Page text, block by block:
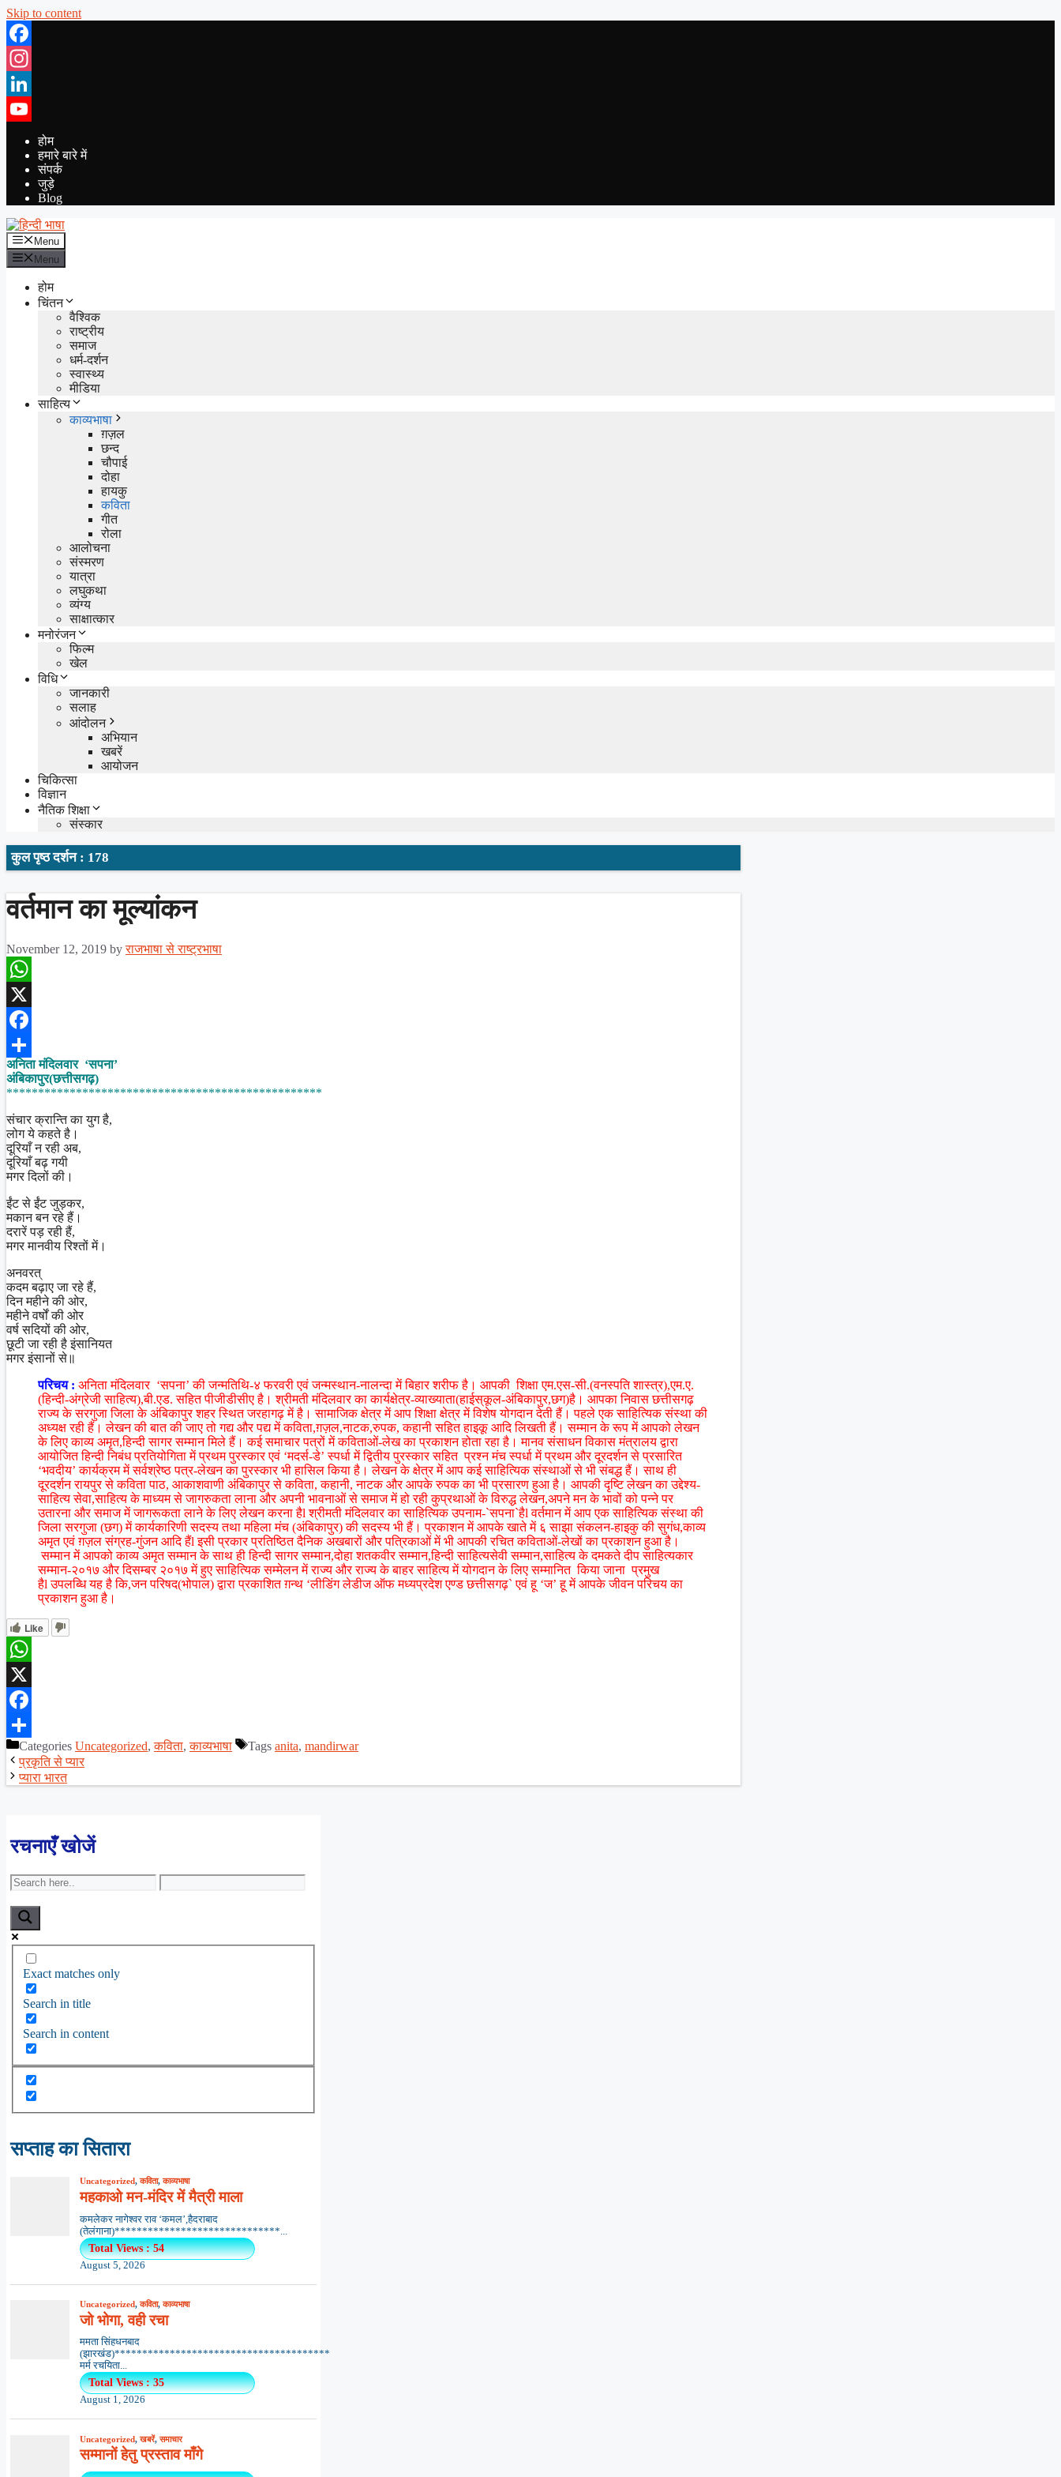
Skip to content
Facebook
Instagram
LinkedIn
YouTube
होम
हमारे बारे में
संपर्क
जुड़े
Blog
Menu
Menu
होम
चिंतन
वैश्विक
राष्ट्रीय
समाज
धर्म-दर्शन
स्वास्थ्य
मीडिया
साहित्य
काव्यभाषा
ग़ज़ल
छन्द
चौपाई
दोहा
हायकु
कविता
गीत
रोला
आलोचना
संस्मरण
यात्रा
लघुकथा
व्यंग्य
साक्षात्कार
मनोरंजन
फिल्म
खेल
विधि
जानकारी
सलाह
आंदोलन
अभियान
खबरें
आयोजन
चिकित्सा
विज्ञान
नैतिक शिक्षा
संस्कार
कुल पृष्ठ दर्शन : 178
वर्तमान का मूल्यांकन
November 12, 2019 byराजभाषा से राष्ट्रभाषा
WhatsApp
X
Facebook
Share
अनिता मंदिलवार ‘सपना’
अंबिकापुर(छत्तीसगढ़)
**************************************************
संचार क्रान्ति का युग है,
लोग ये कहते है।
दूरियाँ न रही अब,
दूरियाँ बढ़ गयी
मगर दिलों की।
ईंट से ईंट जुड़कर,
मकान बन रहे हैं।
दरारें पड़ रही हैं,
मगर मानवीय रिश्तों में।
अनवरत्
कदम बढ़ाए जा रहे हैं,
दिन महीने की ओर,
महीने वर्षों की ओर
वर्ष सदियों की ओर,
छूटी जा रही है इंसानियत
मगर इंसानों से॥
परिचय : अनिता मंदिलवार ‘सपना’ की जन्मतिथि-४ फरवरी एवं जन्मस्थान-नालन्दा में बिहार शरीफ है। आपकी शिक्षा एम.एस-सी.(वनस्पति शास्त्र),एम.ए.
(हिन्दी-अंग्रेजी साहित्य),बी.एड. सहित पीजीडीसीए है। श्रीमती मंदिलवार का कार्यक्षेत्र-व्याख्याता(हाईस्कूल-अंबिकापुर,छग)है। आपका निवास छत्तीसगढ़
राज्य के सरगुजा जिला के अंबिकापुर शहर स्थित जरहागढ़ में है। सामाजिक क्षेत्र में आप शिक्षा क्षेत्र में विशेष योगदान देती हैं। पहले एक साहित्यिक संस्था की
अध्यक्ष रही हैं। लेखन की बात की जाए तो गद्य और पद्य में कविता,ग़ज़ल,नाटक,रुपक, कहानी सहित हाइकू आदि लिखती हैं। सम्मान के रूप में आपको लेखन
के लिए काव्य अमृत,हिन्दी सागर सम्मान मिले हैं। कई समाचार पत्रों में कविताओं-लेख का प्रकाशन होता रहा है। मानव संसाधन विकास मंत्रालय द्वारा
आयोजित हिन्दी निबंध प्रतियोगिता में प्रथम पुरस्कार एवं ‘मदर्स-डे’ स्पर्धा में द्वितीय पुरस्कार सहित प्रश्न मंच स्पर्धा में प्रथम और दूरदर्शन से प्रसारित
‘भवदीय’ कार्यक्रम में सर्वश्रेष्ठ पत्र-लेखन का पुरस्कार भी हासिल किया है। लेखन के क्षेत्र में आप कई साहित्यिक संस्थाओं से भी संबद्ध हैं। साथ ही
दूरदर्शन रायपुर से कविता पाठ, आकाशवाणी अंबिकापुर से कविता, कहानी, नाटक और आपके रुपक का भी प्रसारण हुआ है। आपकी दृष्टि लेखन का उद्देश्य-
साहित्य सेवा,साहित्य के माध्यम से जागरुकता लाना और अपनी भावनाओं से समाज में हो रही कुप्रथाओं के विरुद्ध लेखन,अपने मन के भावों को पन्ने पर
उतारना और समाज में जागरूकता लाने के लिए लेखन करना हैl श्रीमती मंदिलवार का साहित्यिक उपनाम-`सपना`हैl वर्तमान में आप एक साहित्यिक संस्था की
जिला सरगुजा (छग) में कार्यकारिणी सदस्य तथा महिला मंच (अंबिकापुर) की सदस्य भी हैं। प्रकाशन में आपके खाते में ६ साझा संकलन-हाइकु की सुगंध,काव्य
अमृत एवं ग़ज़ल संग्रह-गुंजन आदि हैंl इसी प्रकार प्रतिष्ठित दैनिक अखबारों और पत्रिकाओं में भी आपकी रचित कविताओं-लेखों का प्रकाशन हुआ है।
सम्मान में आपको काव्य अमृत सम्मान के साथ ही हिन्दी सागर सम्मान,दोहा शतकवीर सम्मान,हिन्दी साहित्यसेवी सम्मान,साहित्य के दमकते दीप साहित्यकार
सम्मान-२०१७ और दिसम्बर २०१७ में हुए साहित्यिक सम्मेलन में राज्य और राज्य के बाहर साहित्य में योगदान के लिए सम्मानित किया जाना प्रमुख
हैl उपलब्धि यह है कि,जन परिषद(भोपाल) द्वारा प्रकाशित ग़न्थ ‘लीडिंग लेडीज ऑफ मध्यप्रदेश एण्ड छत्तीसगढ़` एवं हू ‘ज’ हू में आपके जीवन परिचय का
प्रकाशन हुआ है।
Like
WhatsApp
X
Facebook
ShareCategories Uncategorized,कविता,काव्यभाषा Tags anita, mandirwar
प्रकृति से प्यार
प्यारा भारत
रचनाएँ खोजें
Exact matches only
Search in title
Search in content
सप्ताह का सितारा
Uncategorized,कविता,काव्यभाषा
महकाओ मन-मंदिर में मैत्री माला
कमलेकर नागेश्वर राव ‘कमल’,हैदराबाद
(तेलंगाना)******************************...
Total Views : 54
August 5, 2026
Uncategorized,कविता,काव्यभाषा
जो भोगा, वही रचा
ममता सिंहधनबाद
(झारखंड)***************************************
मर्म रचयिता...
Total Views : 35
August 1, 2026
Uncategorized,खबरें,समाचार
सम्मानों हेतु प्रस्ताव माँगे